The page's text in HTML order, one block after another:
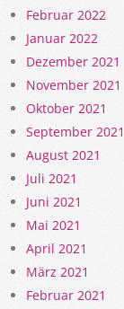
Februar 2022
Januar 2022
Dezember 2021
November 2021
Oktober 2021
September 2021
August 2021
Juli 2021
Juni 2021
Mai 2021
April 2021
März 2021
Februar 2021